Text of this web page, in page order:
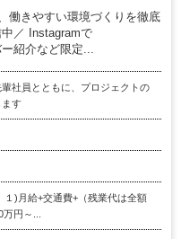
働きやすい環境づくりを徹底
／ Instagramで
紹介など限定...
社員とともに、プロジェクトの
ます
１)月給+交通費+（残業代は全額
円～...